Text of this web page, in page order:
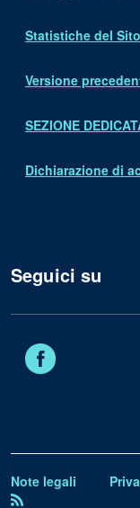
Statistiche del Sito
Versione
SEZIONE
Dichiarazione di
Seguici su
Note legali